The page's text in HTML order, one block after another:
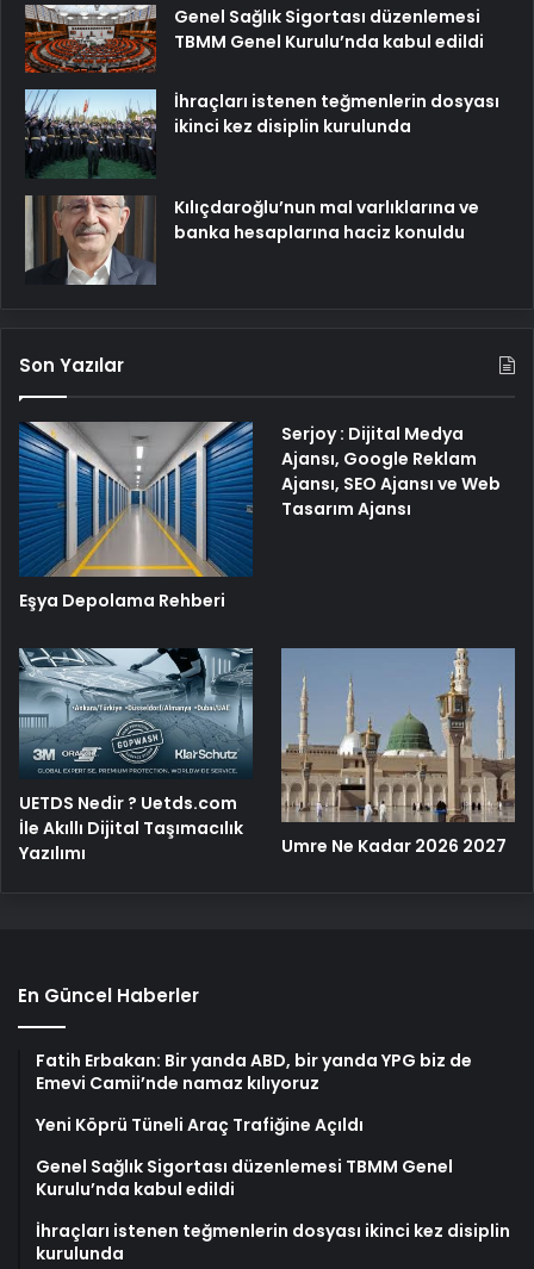
Genel Sağlık Sigortası düzenlemesi
TBMM Genel Kurulu’nda kabul edildi
İhraçları istenen teğmenlerin dosyası
ikinci kez disiplin kurulunda
Kılıçdaroğlu’nun mal varlıklarına ve
banka hesaplarına haciz konuldu
Son Yazılar
Eşya Depolama Rehberi
Serjoy : Dijital Medya
Ajansı, Google Reklam
Ajansı, SEO Ajansı ve Web
Tasarım Ajansı
UETDS Nedir ? Uetds.com
İle Akıllı Dijital Taşımacılık
Yazılımı
Umre Ne Kadar 2026 2027
En Güncel Haberler
Fatih Erbakan: Bir yanda ABD, bir yanda YPG biz de
Emevi Camii’nde namaz kılıyoruz
Yeni Köprü Tüneli Araç Trafiğine Açıldı
Genel Sağlık Sigortası düzenlemesi TBMM Genel
Kurulu’nda kabul edildi
İhraçları istenen teğmenlerin dosyası ikinci kez disiplin
kurulunda